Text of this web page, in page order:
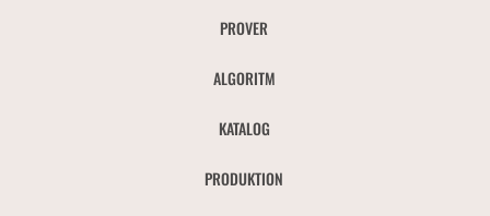
PROVER
ALGORITM
KATALOG
PRODUKTION